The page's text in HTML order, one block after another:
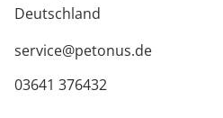
Deutschland
service@petonus.de
03641 376432